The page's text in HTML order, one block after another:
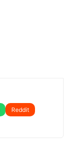
Reddit